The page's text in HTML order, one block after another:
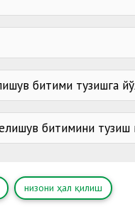
битими тузишга
битимини
келишув битими
низони ҳал қилиш